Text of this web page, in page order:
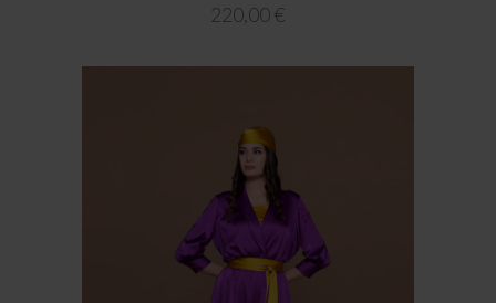
220,00€